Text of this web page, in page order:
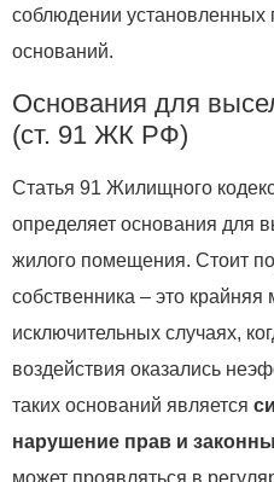
соблюдении установленных
оснований.
Основания для
(ст. 91 ЖК РФ)
Статья 91 Жилищного
определяет основания для
жилого помещения. Стоит
собственника – это
исключительных случаях,
воздействия оказались
таких оснований является
нарушение прав и
может проявляться в